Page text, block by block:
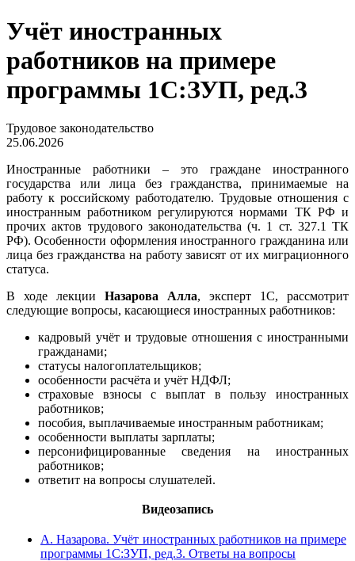
Учёт иностранных
работников на примере
программы 1С:ЗУП, ред.3
Трудовое законодательство
25.06.2026
Иностранные работники – это граждане иностранного
государства или лица без гражданства, принимаемые на
работу к российскому работодателю. Трудовые отношения с
иностранным работником регулируются нормами ТК РФ и
прочих актов трудового законодательства (ч. 1 ст. 327.1 ТК
РФ). Особенности оформления иностранного гражданина или
лица без гражданства на работу зависят от их миграционного
статуса.
В ходе лекции Назарова Алла, эксперт 1С, рассмотрит
следующие вопросы, касающиеся иностранных работников:
кадровый учёт и трудовые отношения с иностранными
гражданами;
статусы налогоплательщиков;
особенности расчёта и учёт НДФЛ;
страховые взносы с выплат в пользу иностранных
работников;
пособия, выплачиваемые иностранным работникам;
особенности выплаты зарплаты;
персонифицированные сведения на иностранных
работников;
ответит на вопросы слушателей.
Видеозапись
А. Назарова. Учёт иностранных работников на примере
программы 1С:ЗУП, ред.3. Ответы на вопросы